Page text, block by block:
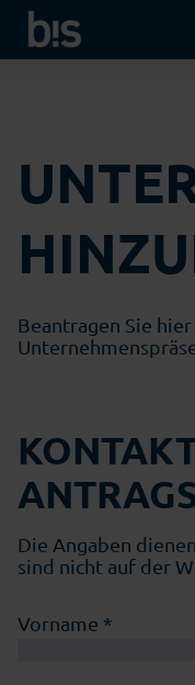
Beantragen Sie
Die Angaben
sind nicht auf der
Vorname *